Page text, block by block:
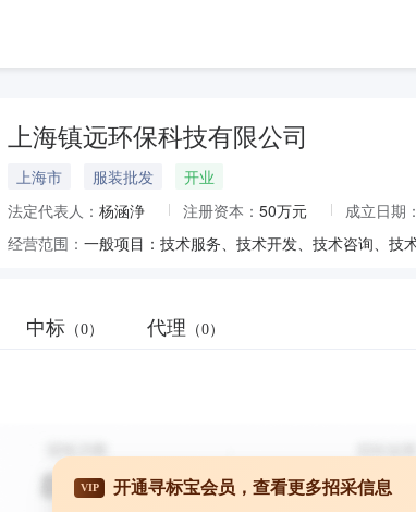
上海镇远环保科技有限公司
上海市 服装批发
开业
法定代表人： 杨涵浄 注册资本： 50万元 成立日期：
经营范围：
中标 （0） 代理 （0）
VIP 开通寻标宝会员，查看更多招采信息